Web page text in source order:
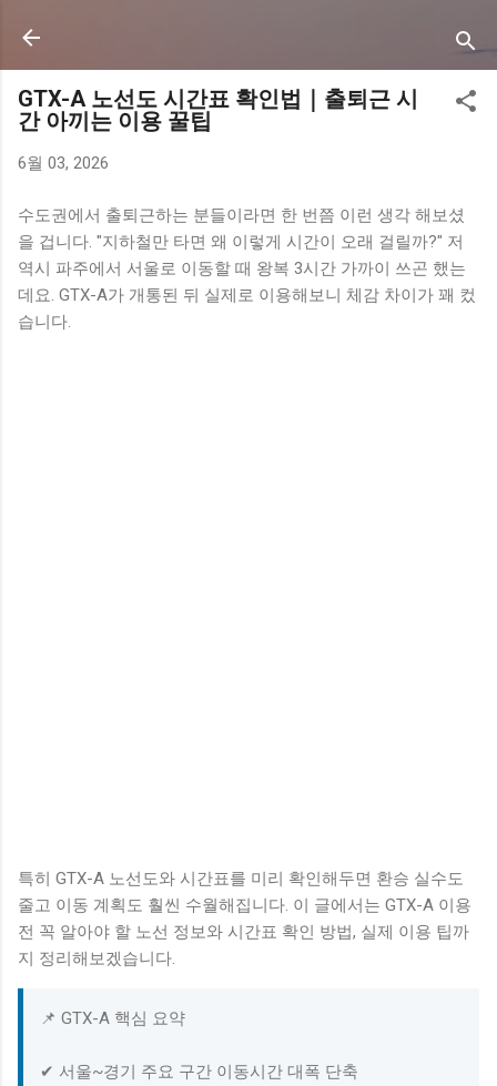
GTX-A 노선도 시간표 확인법｜출퇴근 시
간 아끼는 이용 꿀팁
6월 03, 2026
수도권에서 출퇴근하는 분들이라면 한 번쯤 이런 생각 해보셨
을 겁니다. "지하철만 타면 왜 이렇게 시간이 오래 걸릴까?" 저
역시 파주에서 서울로 이동할 때 왕복 3시간 가까이 쓰곤 했는
데요. GTX-A가 개통된 뒤 실제로 이용해보니 체감 차이가 꽤 컸
습니다.
특히 GTX-A 노선도와 시간표를 미리 확인해두면 환승 실수도
줄고 이동 계획도 훨씬 수월해집니다. 이 글에서는 GTX-A 이용
전 꼭 알아야 할 노선 정보와 시간표 확인 방법, 실제 이용 팁까
지 정리해보겠습니다.
📌 GTX-A 핵심 요약
✔ 서울~경기 주요 구간 이동시간 대폭 단축